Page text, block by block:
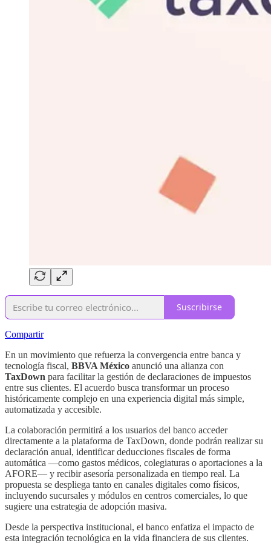
Suscribirse
Compartir
En un movimiento que refuerza la convergencia entre banca y
tecnología fiscal, BBVA México anunció una alianza con
TaxDown para facilitar la gestión de declaraciones de impuestos
entre sus clientes. El acuerdo busca transformar un proceso
históricamente complejo en una experiencia digital más simple,
automatizada y accesible.
La colaboración permitirá a los usuarios del banco acceder
directamente a la plataforma de TaxDown, donde podrán realizar su
declaración anual, identificar deducciones fiscales de forma
automática —como gastos médicos, colegiaturas o aportaciones a la
AFORE— y recibir asesoría personalizada en tiempo real. La
propuesta se despliega tanto en canales digitales como físicos,
incluyendo sucursales y módulos en centros comerciales, lo que
sugiere una estrategia de adopción masiva.
Desde la perspectiva institucional, el banco enfatiza el impacto de
esta integración tecnológica en la vida financiera de sus clientes.